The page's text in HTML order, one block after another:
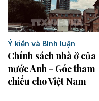
Ý kiến và Bình luận
Chính sách nhà ở của
nước Anh - Góc tham
chiếu cho Việt Nam